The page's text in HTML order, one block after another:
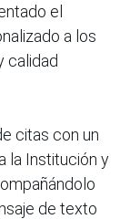
el
a los
calidad
citas con un
la Institución y
de texto